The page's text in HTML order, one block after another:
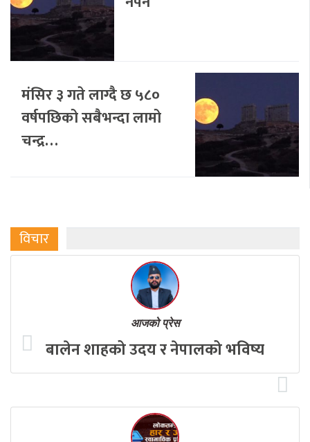
मंसिर ३ गते लाग्दै छ ५८०
वर्षपछिको सबैभन्दा लामो
चन्द्र…
विचार
आजको प्रेस
बालेन शाहको उदय र नेपालको भविष्य